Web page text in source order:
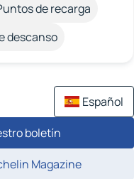
de recarga
descanso
Español
boletín
Magazine